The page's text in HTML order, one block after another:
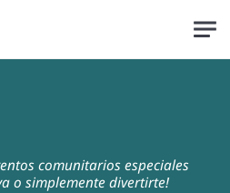
comunitarios especiales
o simplemente divertirte!